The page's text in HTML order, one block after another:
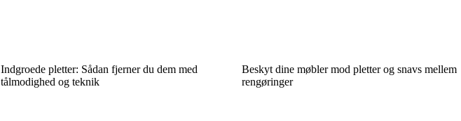
Indgroede pletter: Sådan fjerner du dem med
tålmodighed og teknik
Beskyt dine møbler mod pletter og snavs mellem
rengøringer